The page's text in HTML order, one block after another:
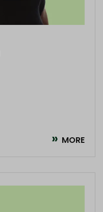
MORE